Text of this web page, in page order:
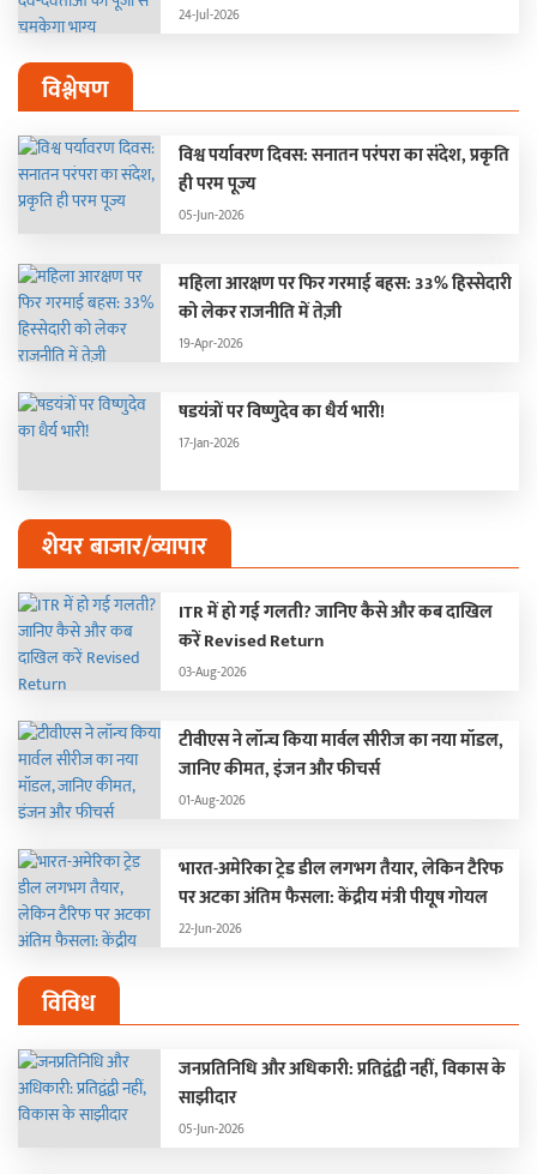
24-Jul-2026
विश्लेषण
विश्व पर्यावरण दिवस: सनातन परंपरा का संदेश, प्रकृति
ही परम पूज्य
05-Jun-2026
महिला आरक्षण पर फिर गरमाई बहस: 33% हिस्सेदारी
को लेकर राजनीति में तेज़ी
19-Apr-2026
षडयंत्रों पर विष्णुदेव का धैर्य भारी!
17-Jan-2026
शेयर बाजार/व्यापार
ITR में हो गई गलती? जानिए कैसे और कब दाखिल
करें Revised Return
03-Aug-2026
टीवीएस ने लॉन्च किया मार्वल सीरीज का नया मॉडल,
जानिए कीमत, इंजन और फीचर्स
01-Aug-2026
भारत-अमेरिका ट्रेड डील लगभग तैयार, लेकिन टैरिफ
पर अटका अंतिम फैसला: केंद्रीय मंत्री पीयूष गोयल
22-Jun-2026
विविध
जनप्रतिनिधि और अधिकारी: प्रतिद्वंद्वी नहीं, विकास के
साझीदार
05-Jun-2026